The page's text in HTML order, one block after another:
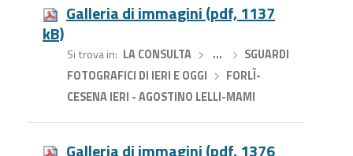
Galleria di immagini (pdf, 1137
kB)
Si trova in LA CONSULTA› …
SGUARDI
FOTOGRAFICI DI IERI E OGGI
FORLÌ-
CESENA IERI - AGOSTINO LELLI-MAMI
Galleria di immagini (pdf, 1376